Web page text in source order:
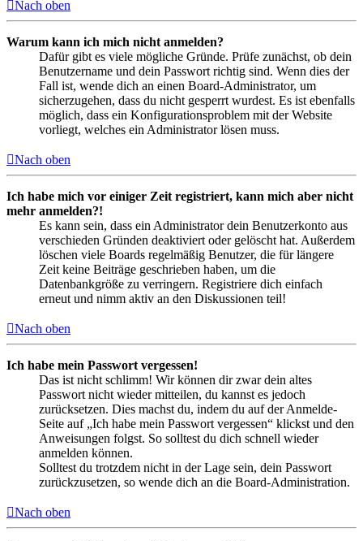
Nach oben
Warum kann ich mich nicht anmelden?
Dafür gibt es viele mögliche Gründe. Prüfe zunächst, ob dein
Benutzername und dein Passwort richtig sind. Wenn dies der
Fall ist, wende dich an einen Board-Administrator, um
sicherzugehen, dass du nicht gesperrt wurdest. Es ist ebenfalls
möglich, dass ein Konfigurationsproblem mit der Website
vorliegt, welches ein Administrator lösen muss.
Nach oben
Ich habe mich vor einiger Zeit registriert, kann mich aber nicht
mehr anmelden?!
Es kann sein, dass ein Administrator dein Benutzerkonto aus
verschieden Gründen deaktiviert oder gelöscht hat. Außerdem
löschen viele Boards regelmäßig Benutzer, die für längere
Zeit keine Beiträge geschrieben haben, um die
Datenbankgröße zu verringern. Registriere dich einfach
erneut und nimm aktiv an den Diskussionen teil!
Nach oben
Ich habe mein Passwort vergessen!
Das ist nicht schlimm! Wir können dir zwar dein altes
Passwort nicht wieder mitteilen, du kannst es jedoch
zurücksetzen. Dies machst du, indem du auf der Anmelde-
Seite auf „Ich habe mein Passwort vergessen“ klickst und den
Anweisungen folgst. So solltest du dich schnell wieder
anmelden können.
Solltest du trotzdem nicht in der Lage sein, dein Passwort
zurückzusetzen, so wende dich an die Board-Administration.
Nach oben